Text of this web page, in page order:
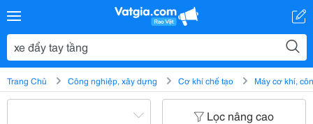
Trang Chủ Công nghiệp, xây dựng Cơ khí chế tạo Máy cơ khí,
Lọc nâng cao